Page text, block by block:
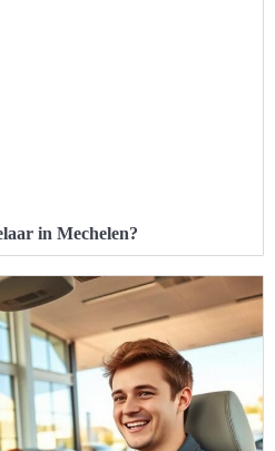
in Mechelen?